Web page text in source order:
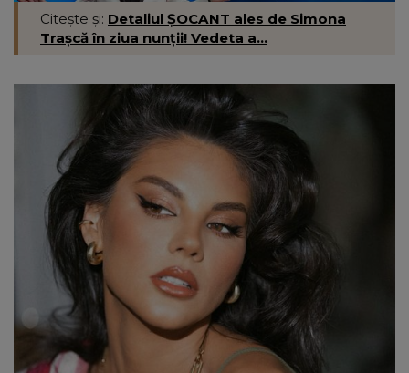
Citește și: Detaliul ȘOCANT ales de Simona
Trașcă în ziua nunții! Vedeta a…